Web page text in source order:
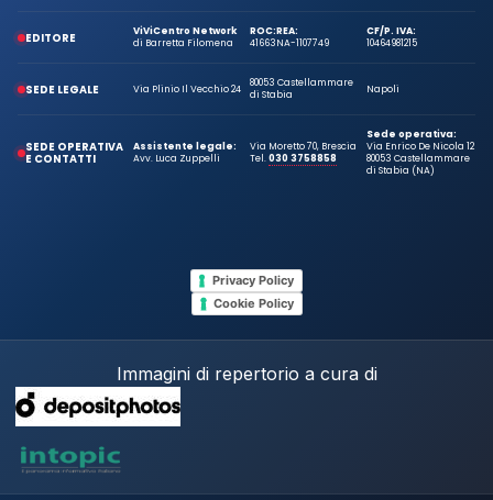
EDITORE
ViViCentro Network
di Barretta Filomena
ROC:
41663
REA:
NA-1107749
CF/P. IVA:
10464981215
SEDE LEGALE Via Plinio Il Vecchio 24
80053 Castellammare
di Stabia
Napoli
SEDE OPERATIVA
E CONTATTI
Assistente legale:
Avv. Luca Zuppelli
Via Moretto 70, Brescia
Tel.030 3758858
Sede operativa:
Via Enrico De Nicola 12
80053 Castellammare
di Stabia (NA)
Privacy Policy
Cookie Policy
Immagini di repertorio a cura di